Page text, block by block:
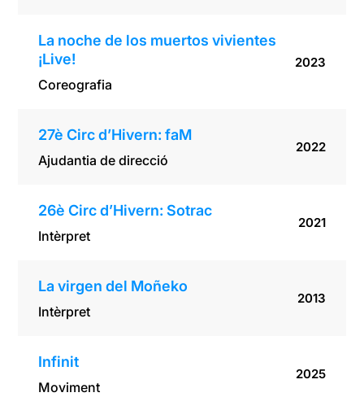
La noche de los muertos vivientes
¡Live!
Coreografia
2023
27è Circ d’Hivern: faM
Ajudantia de direcció
2022
26è Circ d’Hivern: Sotrac
Intèrpret
2021
La virgen del Moñeko
Intèrpret
2013
Infinit
Moviment
2025